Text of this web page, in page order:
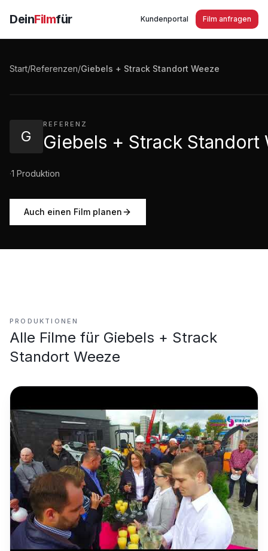
DeinFilmfür Kundenportal Film anfragen
Start/Referenzen/Giebels + Strack Standort Weeze
G
REFERENZ
Giebels + Strack Standort
·1 Produktion
Auch einen Film planen
Giebels + Strack Standort Weeze - Erföffnungsfeier
PRODUKTIONEN
Alle Filme für Giebels + Strack
Standort Weeze